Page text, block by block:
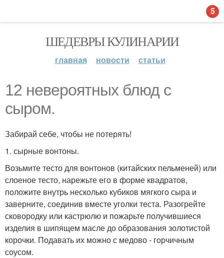
ШЕДЕВРЫ КУЛИНАРИИ
главная новости статьи
12 невероятных блюд с
сыром.
Забирай себе, чтобы не потерять!
1. сырные вонтоны.
Возьмите тесто для вонтонов (китайских пельменей) или
слоеное тесто, нарежьте его в форме квадратов,
положите внутрь несколько кубиков мягкого сыра и
заверните, соединив вместе уголки теста. Разогрейте
сковородку или кастрюлю и пожарьте получившиеся
изделия в шипящем масле до образования золотистой
корочки. Подавать их можно с медово - горчичным
соусом.
5